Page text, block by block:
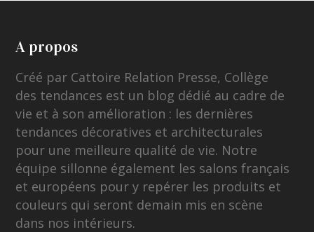
A propos
Créé par Cattoire Relation Presse, Collège
des tendances est un blog dédié au cadre de
vie et à son amélioration : les dernières
tendances décoratives et architecturales
pour une meilleure qualité de vie. Notre
équipe sillonne également les salons français
et européens pour y repérer les produits et
couleurs qui seront demain mis en scène
dans nos intérieurs.